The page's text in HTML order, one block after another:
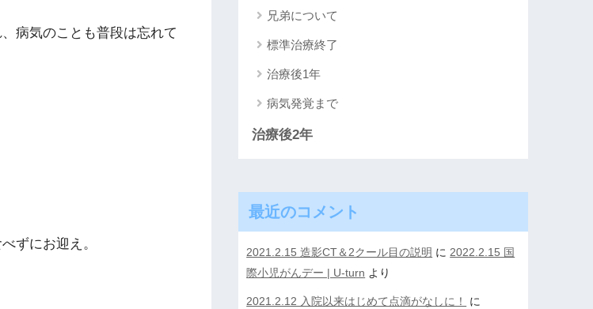
病気のことも普段は忘れて
ずにお迎え。
兄弟について
標準治療終了
治療後1年
病気発覚まで
治療後2年
最近のコメント
2021.2.15 造影CT＆2クール目の説明 に 2022.2.15 国
際小児がんデー | U-turn より
2021.2.12 入院以来はじめて点滴がなしに！
に